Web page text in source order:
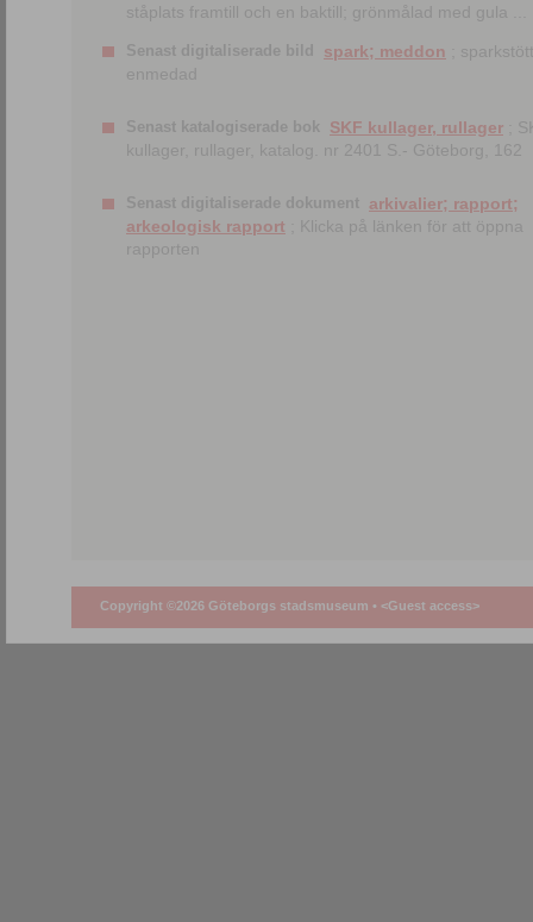
ståplats framtill och en baktill; grönmålad med gula ...
Senast digitaliserade bild spark; meddon ;
enmedad
Senast katalogiserade bok SKF kullager, rullager ;
kullager, rullager, katalog. nr 2401 S.- Göteborg, 162
Senast digitaliserade dokument arkivalier; rapport;
arkeologisk rapport ; Klicka på länken för att öppna
rapporten
Copyright ©2026 Göteborgs stadsmuseum • <Guest access>